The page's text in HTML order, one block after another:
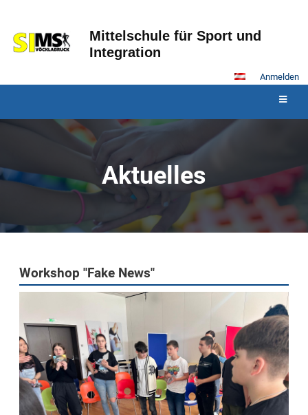
Mittelschule für Sport und
Integration
Anmelden
Aktuelles
Workshop "Fake News"